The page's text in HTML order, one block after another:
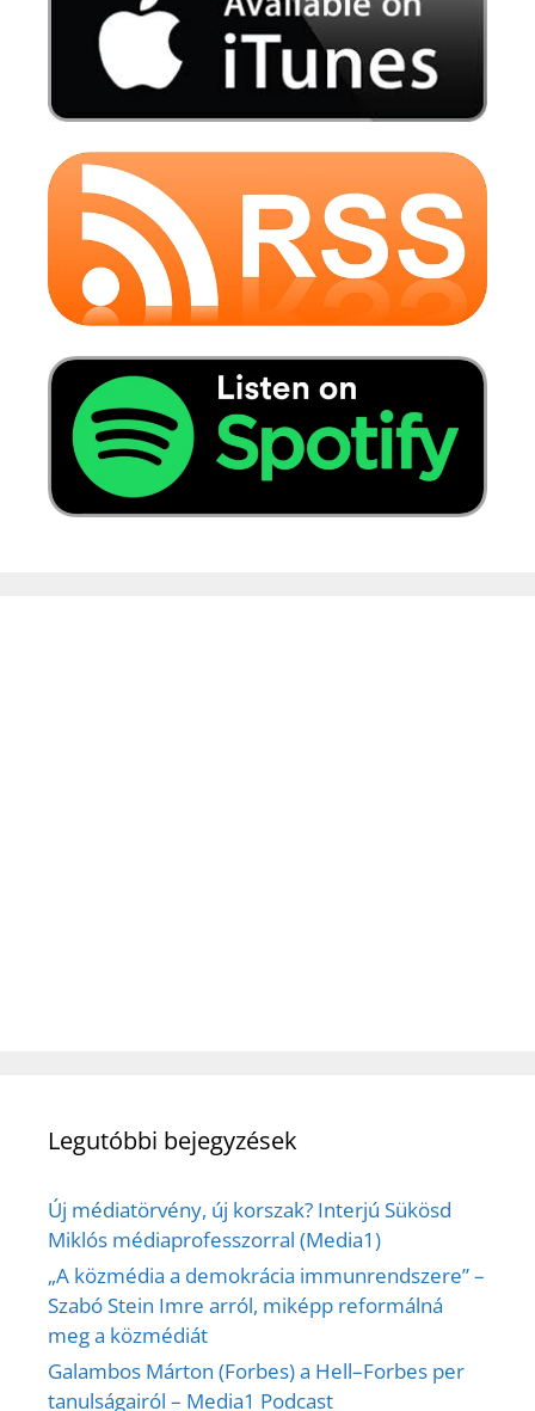
Legutóbbi bejegyzések
Új médiatörvény, új korszak? Interjú Sükösd
Miklós médiaprofesszorral (Media1)
„A közmédia a demokrácia immunrendszere” –
Szabó Stein Imre arról, miképp reformálná
meg a közmédiát
Galambos Márton (Forbes) a Hell–Forbes per
tanulságairól – Media1 Podcast